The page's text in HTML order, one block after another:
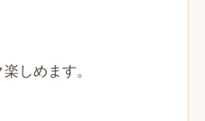
しめます。